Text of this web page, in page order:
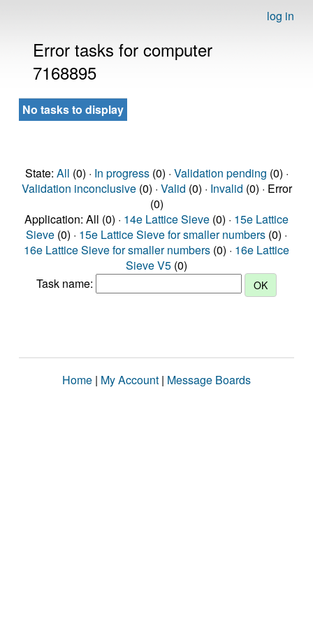
log in
Error tasks for computer
7168895
No tasks to display
State: All (0) · In progress(0) · Validation pending (0) ·
Validation inconclusive(0) · Valid (0) · Invalid (0) · Error
(0)
Application: All (0) · 14e Lattice Sieve (0) · 15e Lattice
Sieve (0) · 15e Lattice Sieve for smaller numbers (0) ·
16e Lattice Sieve for smaller numbers (0) · 16e Lattice
Sieve V5 (0)
Task name:
Home | My Account | Message Boards